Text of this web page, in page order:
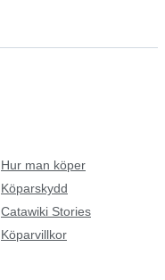
Hur man köper
Köparskydd
Catawiki Stories
Köparvillkor